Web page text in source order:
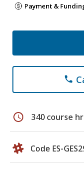
Payment &
phone
schedule 340 course
Code ES-